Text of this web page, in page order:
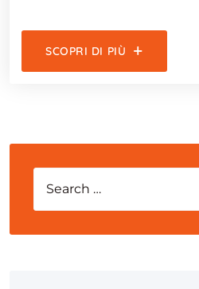
SCOPRI DI PIÙ